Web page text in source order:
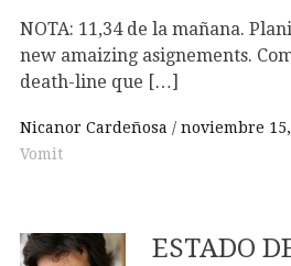
NOTA: 11,34 de la mañana.
new amaizing asignements.
death-line que […]
Nicanor Cardeñosa noviembre 15,
Vomit
ESTADO